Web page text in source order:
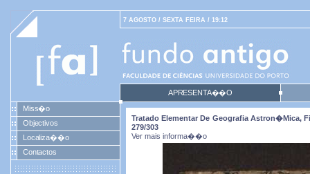
7 AGOSTO / SEXTA FEIRA / 19:12
APRESENTA��O
Miss�o
Objectivos
Localiza��o
Contactos
Tratado Elementar De Geografia Astron�mica,
279/303
Ver mais informa��o